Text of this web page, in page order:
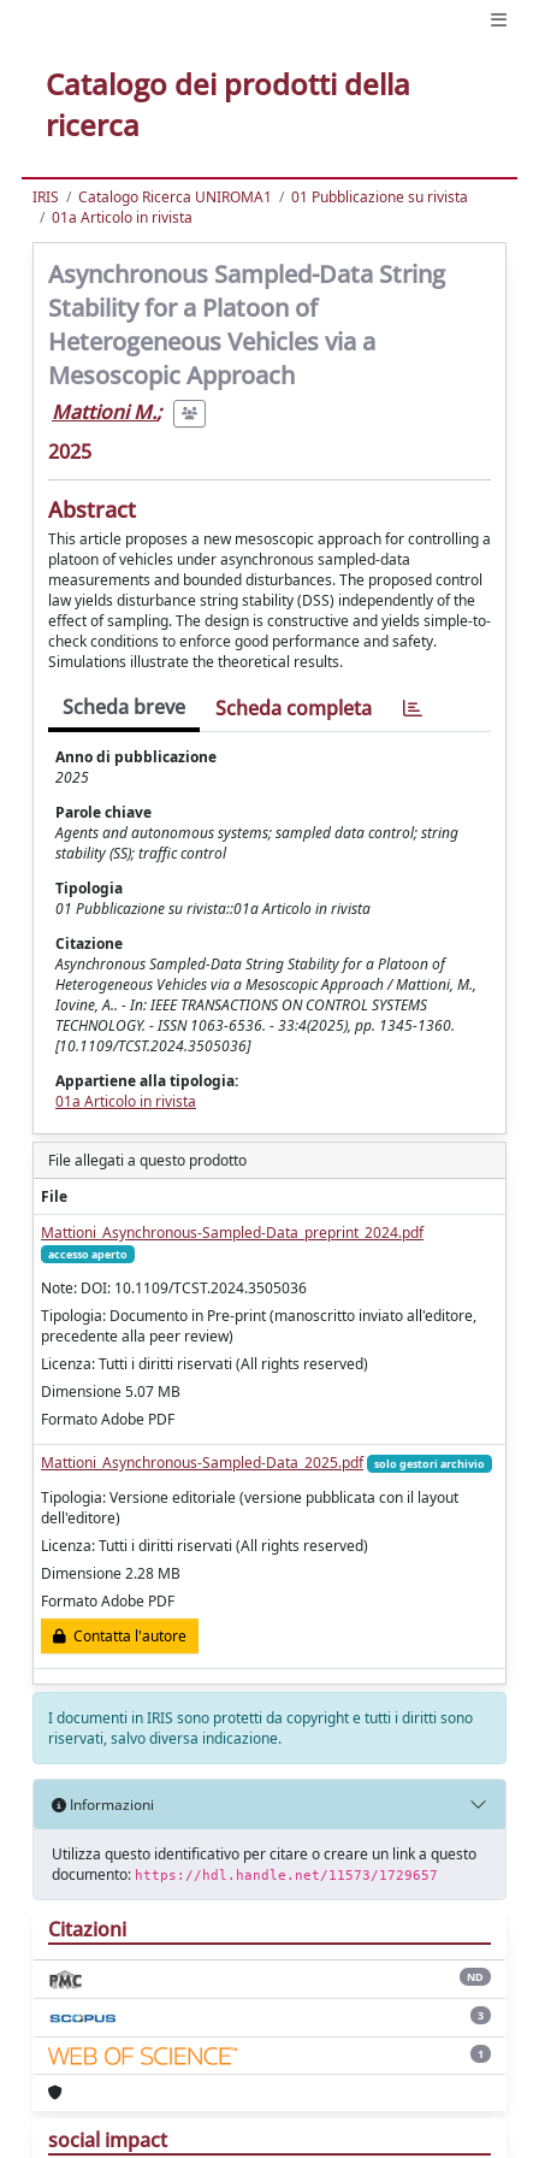
Catalogo dei prodotti della
ricerca
IRIS Catalogo Ricerca UNIROMA1
01 Pubblicazione su rivista
01a Articolo in rivista
Asynchronous Sampled-Data String
Stability for a Platoon of
Heterogeneous Vehicles via a
Mesoscopic Approach
Mattioni M.;
2025
Abstract
This article proposes a new mesoscopic approach for controlling a
platoon of vehicles under asynchronous sampled-data
measurements and bounded disturbances. The proposed control
law yields disturbance string stability (DSS) independently of the
effect of sampling. The design is constructive and yields simple-to-
check conditions to enforce good performance and safety.
Simulations illustrate the theoretical results.
Scheda breve Scheda completa
Anno di pubblicazione
2025
Parole chiave
Agents and autonomous systems; sampled data control; string
stability (SS); traffic control
Tipologia
01 Pubblicazione su rivista::01a Articolo in rivista
Citazione
Asynchronous Sampled-Data String Stability for a Platoon of
Heterogeneous Vehicles via a Mesoscopic Approach / Mattioni, M.,
Iovine, A.. - In: IEEE TRANSACTIONS ON CONTROL SYSTEMS
TECHNOLOGY. - ISSN 1063-6536. - 33:4(2025), pp. 1345-1360.
[10.1109/TCST.2024.3505036]
Appartiene alla tipologia:
01a Articolo in rivista
File allegati a questo prodotto
File
Mattioni_Asynchronous-Sampled-Data_preprint_2024.pdf
accesso aperto
Note: DOI: 10.1109/TCST.2024.3505036
Tipologia: Documento in Pre-print (manoscritto inviato all'editore,
precedente alla peer review)
Licenza: Tutti i diritti riservati (All rights reserved)
Dimensione 5.07 MB
Formato Adobe PDF
Mattioni_Asynchronous-Sampled-Data_2025.pdf solo gestori archivio
Tipologia: Versione editoriale (versione pubblicata con il layout
dell'editore)
Licenza: Tutti i diritti riservati (All rights reserved)
Dimensione 2.28 MB
Formato Adobe PDF
Contatta l'autore
I documenti in IRIS sono protetti da copyright e tutti i diritti sono
riservati, salvo diversa indicazione.
Informazioni
Utilizza questo identificativo per citare o creare un link a questo
documento: https://hdl.handle.net/11573/1729657
Citazioni
ND
3
1
social impact